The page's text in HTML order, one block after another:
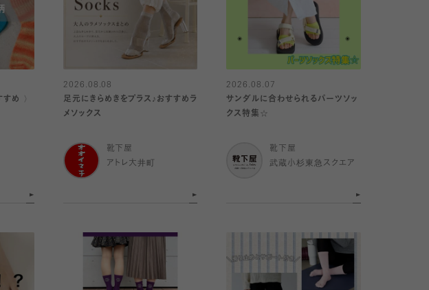
すめ 〉
2026.08.08
足元にきらめきをプラス♪おすすめラ
メソックス
靴下屋
アトレ大井町
2026.08.07
サンダルに合わせられるパーツソッ
クス特集☆
靴下屋
武蔵小杉東急スクエア